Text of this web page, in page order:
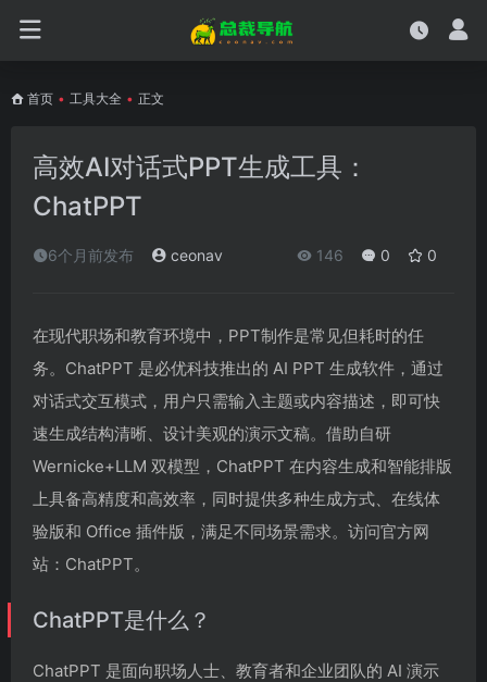
首页 • 工具大全 • 正文
高效AI对话式PPT生成工具：
ChatPPT
6个月前发布 ceonav 146 0 0
在现代职场和教育环境中，PPT制作是常见但耗时的任
务。ChatPPT 是必优科技推出的 AI PPT 生成软件，通过
对话式交互模式，用户只需输入主题或内容描述，即可快
速生成结构清晰、设计美观的演示文稿。借助自研
Wernicke+LLM 双模型，ChatPPT 在内容生成和智能排版
上具备高精度和高效率，同时提供多种生成方式、在线体
验版和 Office 插件版，满足不同场景需求。访问官方网
站：ChatPPT。
ChatPPT是什么？
ChatPPT 是面向职场人士、教育者和企业团队的 AI 演示